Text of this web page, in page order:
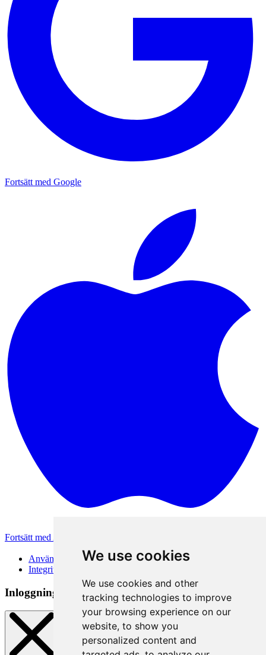
We use cookies
We use cookies and other
tracking technologies to improve
your browsing experience on our
website, to show you
personalized content and
Fortsätt med Google
Fortsätt med Apple
Användarvillkor
Integritetspolicy
Inloggningsmetod